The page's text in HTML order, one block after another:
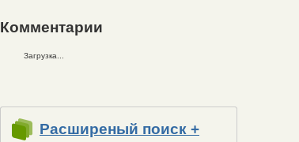
Комментарии
Загрузка...
Расширеный поиск +